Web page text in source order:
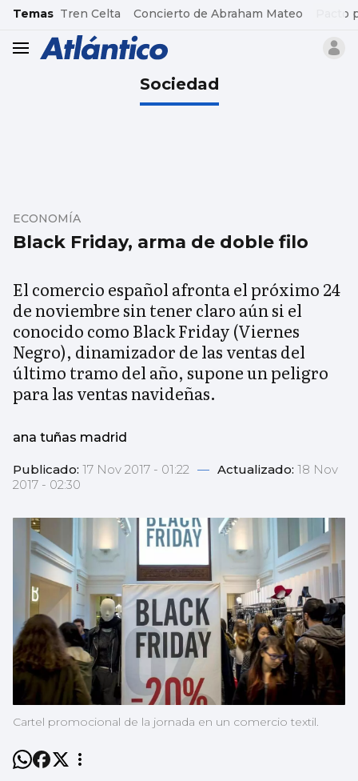
common.go-to-content
Temas Tren Celta Concierto de Abraham Mateo Pacto
header.menu.open
Sociedad
Black Friday, arma de doble filo
ECONOMÍA
El comercio español afronta el próximo 24
de noviembre sin tener claro aún si el
conocido como Black Friday (Viernes
Negro), dinamizador de las ventas del
último tramo del año, supone un peligro
para las ventas navideñas.
ana tuñas madrid
Publicado: 17 Nov 2017 - 01:22 — Actualizado: 18 Nov
2017 - 02:30
Cartel promocional de la jornada en un comercio textil.